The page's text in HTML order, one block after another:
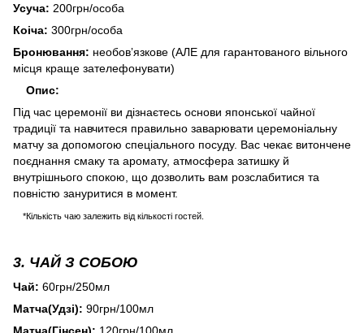
Усуча: 200грн/особа
Коіча: 300грн/особа
Бронювання: необовʼязкове (АЛЕ для гарантованого вільного
місця краще зателефонувати)
Опис:
Під час церемонії ви дізнаєтесь основи японської чайної
традиції та навчитеся правильно заварювати церемоніальну
матчу за допомогою спеціального посуду. Вас чекає витончене
поєднання смаку та аромату, атмосфера затишку й
внутрішнього спокою, що дозволить вам розслабитися та
повністю зануритися в момент.
*Кількість чаю залежить від кількості гостей.
3. ЧАЙ З СОБОЮ
Чай: 60грн/250мл
Матча(Удзі): 90грн/100мл
Матча(Гінсен): 120грн/100мл